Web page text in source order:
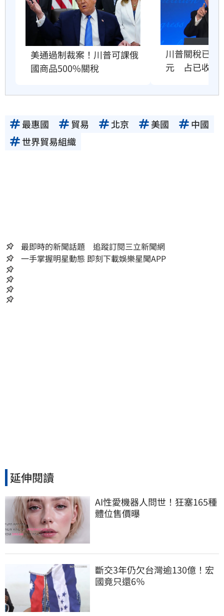
美通過制裁案！川普可課俄
國商品500%關稅
川普關稅已退
元　占已收稅
最惠國 貿易 北京 美國
中國
世界貿易組織
最即時的新聞話題 追蹤訂閱三立新聞網
一手掌握明星動態 即刻下載娛樂星聞APP
延伸閱讀
AI性愛機器人問世！狂塞165種
體位售價曝
斷交3年仍欠台灣逾130億！宏
國竟只還6％